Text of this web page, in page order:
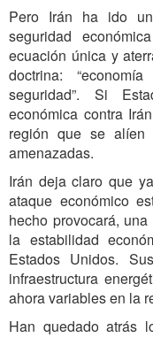
Pero Irán ha ido
seguridad
ecuación única y
doctrina:
seguridad”. Si
económica contra
región que se alíen
amenazadas.
Irán deja claro que
ataque económico
hecho provocará,
la estabilidad
Estados Unidos.
infraestructura
ahora variables en la
Han quedado atrás